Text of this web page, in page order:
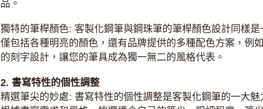
品。
獨特的筆桿顏色: 客製化鋼筆與鋼珠筆的筆桿顏色設計同樣
僅包括各種明亮的顏色，還有品牌提供的多種配色方案，例
的刻字設計，讓您的筆具成為獨一無二的風格代表。
2. 書寫特性的個性調整
精選筆尖的妙處: 書寫特性的個性調整是客製化鋼筆的一大魅